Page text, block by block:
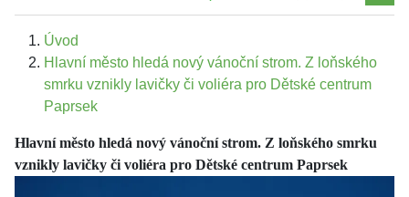
Úvod
Hlavní město hledá nový vánoční strom. Z loňského
smrku vznikly lavičky či voliéra pro Dětské centrum
Paprsek
Hlavní město hledá nový vánoční strom. Z loňského smrku
vznikly lavičky či voliéra pro Dětské centrum Paprsek